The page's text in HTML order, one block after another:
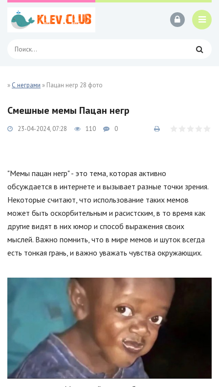
» С неграми » Пацан негр 28 фото
Смешные мемы Пацан негр
23-04-2024, 07:28 110 0
"Мемы пацан негр" - это тема, которая активно
обсуждается в интернете и вызывает разные точки зрения.
Некоторые считают, что использование таких мемов
может быть оскорбительным и расистским, в то время как
другие видят в них юмор и способ выражения своих
мыслей. Важно помнить, что в мире мемов и шуток всегда
есть тонкая грань, и важно уважать чувства окружающих.